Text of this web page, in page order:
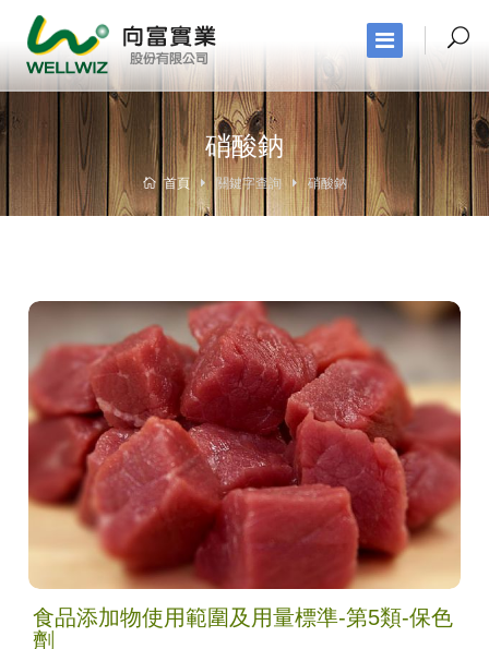
硝酸鈉
首頁 關鍵字查詢 硝酸鈉
食品添加物使用範圍及用量標準-第5類-保色
劑